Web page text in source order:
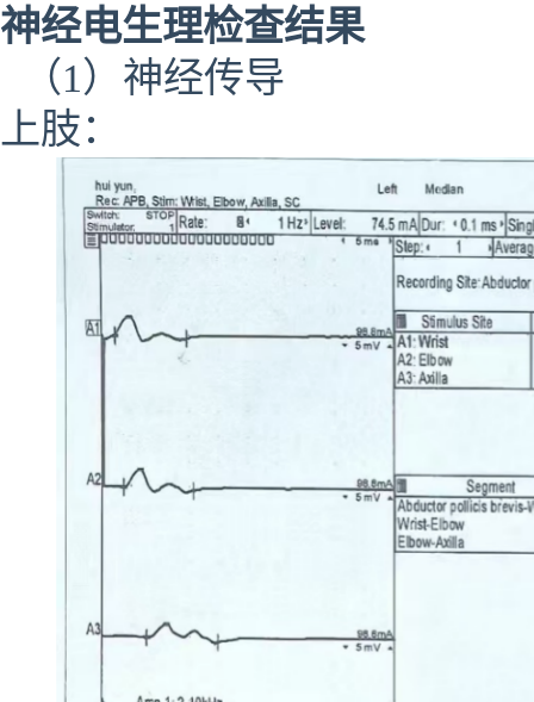
神经电生理检查结果
（1）神经传导
上肢：